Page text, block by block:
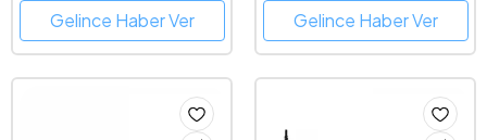
Gelince Haber Ver Gelince Haber Ver